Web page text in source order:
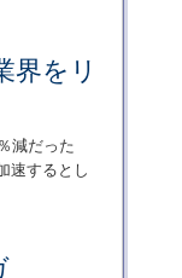
界をリ
減だった
速するとし